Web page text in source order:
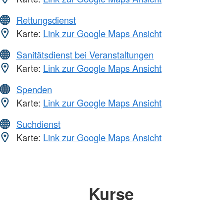
Rettungsdienst
Karte: Link zur Google Maps Ansicht
Sanitätsdienst bei Veranstaltungen
Karte: Link zur Google Maps Ansicht
Spenden
Karte: Link zur Google Maps Ansicht
Suchdienst
Karte: Link zur Google Maps Ansicht
Kurse